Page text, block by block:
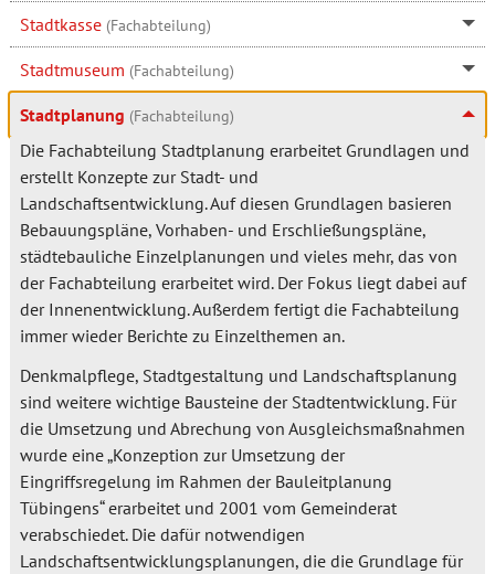
Stadtkasse (Fachabteilung)
Stadtmuseum (Fachabteilung)
Stadtplanung (Fachabteilung)
Die Fachabteilung Stadtplanung erarbeitet Grundlagen und
erstellt Konzepte zur Stadt- und
Landschaftsentwicklung. Auf diesen Grundlagen basieren
Bebauungspläne, Vorhaben- und Erschließungspläne,
städtebauliche Einzelplanungen und vieles mehr, das von
der Fachabteilung erarbeitet wird. Der Fokus liegt dabei auf
der Innenentwicklung. Außerdem fertigt die Fachabteilung
immer wieder Berichte zu Einzelthemen an.
Denkmalpflege, Stadtgestaltung und Landschaftsplanung
sind weitere wichtige Bausteine der Stadtentwicklung. Für
die Umsetzung und Abrechung von Ausgleichsmaßnahmen
wurde eine „Konzeption zur Umsetzung der
Eingriffsregelung im Rahmen der Bauleitplanung
Tübingens“ erarbeitet und 2001 vom Gemeinderat
verabschiedet. Die dafür notwendigen
Landschaftsentwicklungsplanungen, die die Grundlage für